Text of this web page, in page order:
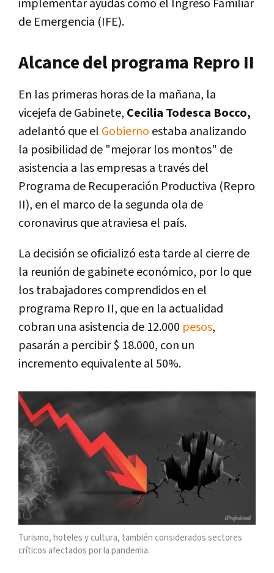
implementar ayudas como el Ingreso Familiar
de Emergencia (IFE).
Alcance del programa Repro II
En las primeras horas de la mañana, la
vicejefa de Gabinete, Cecilia Todesca Bocco,
adelantó que el Gobierno estaba analizando
la posibilidad de "mejorar los montos" de
asistencia a las empresas a través del
Programa de Recuperación Productiva (Repro
II), en el marco de la segunda ola de
coronavirus que atraviesa el país.
La decisión se oficializó esta tarde al cierre de
la reunión de gabinete económico, por lo que
los trabajadores comprendidos en el
programa Repro II, que en la actualidad
cobran una asistencia de 12.000 pesos,
pasarán a percibir $ 18.000, con un
incremento equivalente al 50%.
Turismo, hoteles y cultura, también considerados sectores
críticos afectados por la pandemia.